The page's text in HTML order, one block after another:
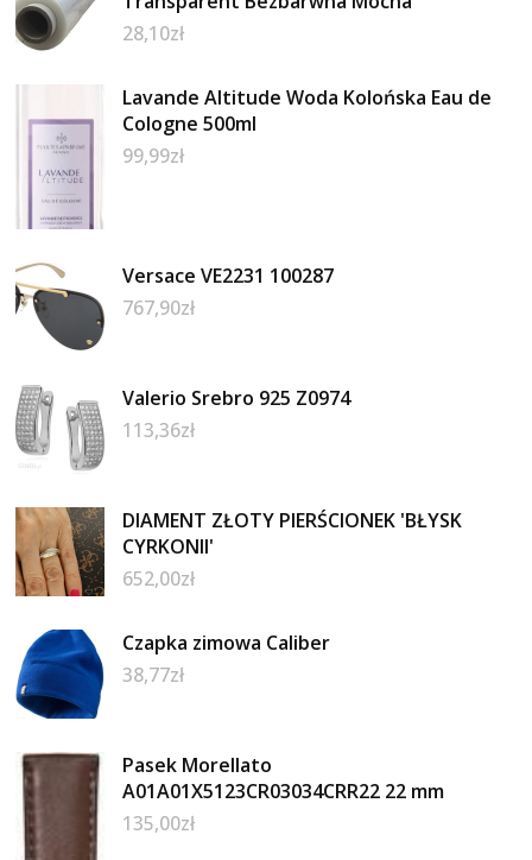
28,10zł
Lavande Altitude Woda Kolońska Eau de
Cologne 500ml
99,99zł
Versace VE2231 100287
767,90zł
Valerio Srebro 925 Z0974
113,36zł
DIAMENT ZŁOTY PIERŚCIONEK 'BŁYSK
CYRKONII'
652,00zł
Czapka zimowa Caliber
38,77zł
Pasek Morellato
A01A01X5123CR03034CRR22 22 mm
135,00zł